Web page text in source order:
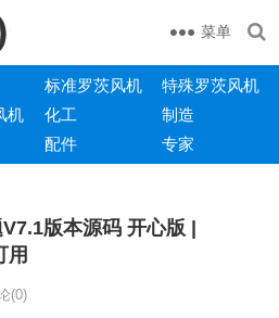
菜单
标准罗茨风机
特殊罗茨风机
机 化工
制造
配件 专家
版本源码 开心版 |
用
(0)